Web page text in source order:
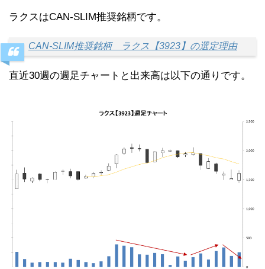
ラクスはCAN-SLIM推奨銘柄です。
CAN-SLIM推奨銘柄 ラクス【3923】の選定理由
直近30週の週足チャートと出来高は以下の通りです。